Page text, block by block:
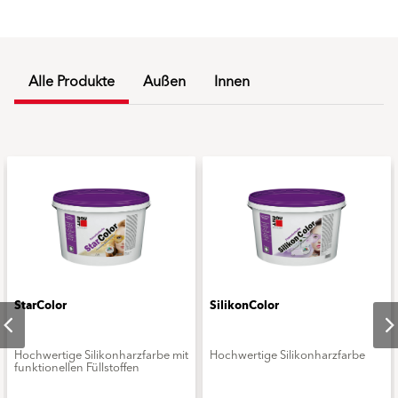
Alle Produkte Außen Innen
StarColor
Hochwertige Silikonharzfarbe mit
funktionellen Füllstoffen
SilikonColor
Hochwertige Silikonharzfarbe